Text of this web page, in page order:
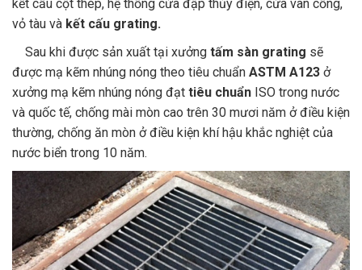
kết cấu cột thép, hệ thống cửa đập thủy điện, cửa van cống,
vỏ tàu và kết cấu grating.
Sau khi được sản xuất tại xưởng tấm sàn grating sẽ
được mạ kẽm nhúng nóng theo tiêu chuẩn ASTM A123 ở
xưởng mạ kẽm nhúng nóng đạt tiêu chuẩn ISO trong nước
và quốc tế, chống mài mòn cao trên 30 mươi năm ở điều kiện
thường, chống ăn mòn ở điều kiện khí hậu khắc nghiệt của
nước biển trong 10 năm.